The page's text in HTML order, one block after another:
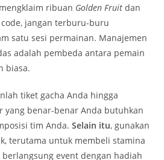
ribuan Golden Fruit dan
jangan terburu-buru
satu sesi permainan. Manajemen
adalah pembeda antara pemain
biasa.
tiket gacha Anda hingga
yang benar-benar Anda butuhkan
tim Anda.Selain itu, gunakan
terutama untuk membeli stamina
event dengan hadiah